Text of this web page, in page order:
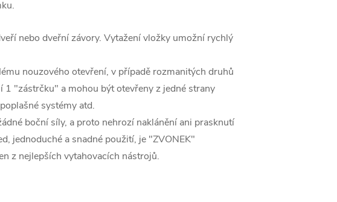
nebo dveřní závory. Vytažení vložky umožní rychlý
nouzového otevření, v případě rozmanitých druhů
"zástrčku" a mohou být otevřeny z jedné strany
systémy atd.
boční síly, a proto nehrozí naklánění ani prasknutí
jednoduché a snadné použití, je "ZVONEK"
z nejlepších vytahovacích nástrojů.